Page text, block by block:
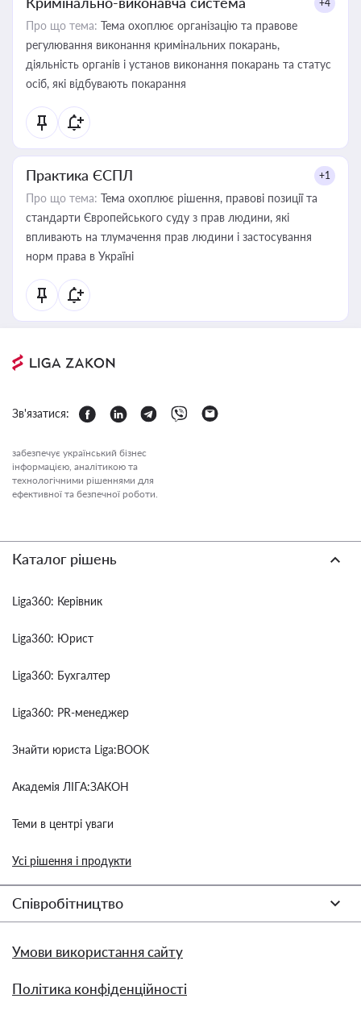
+4
Про що тема: Тема охоплює організацію та правове
регулювання виконання кримінальних покарань,
діяльність органів і установ виконання покарань та статус
осіб, які відбувають покарання
Практика ЄСПЛ +1
Про що тема: Тема охоплює рішення, правові позиції та
стандарти Європейського суду з прав людини, які
впливають на тлумачення прав людини і застосування
норм права в Україні
Зв'язатися:
забезпечує український бізнес
інформацією, аналітикою та
технологічними рішеннями для
ефективної та безпечної роботи.
Каталог рішень
Liga360: Керівник
Liga360: Юрист
Liga360: Бухгалтер
Liga360: PR-менеджер
Знайти юриста Liga:BOOK
Академія ЛІГА:ЗАКОН
Теми в центрі уваги
Усі рішення і продукти
Співробітництво
Умови використання сайту
Політика конфіденційності